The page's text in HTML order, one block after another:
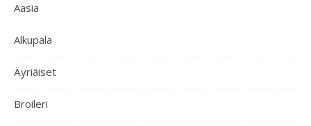
Aasia
Alkupala
Äyriäiset
Broileri